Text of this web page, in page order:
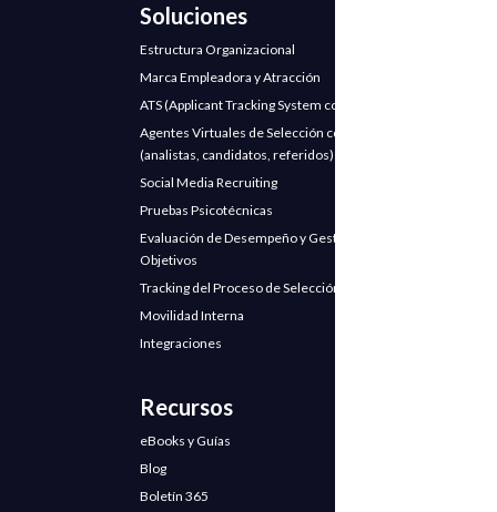
Soluciones
Estructura Organizacional
Marca Empleadora y Atracción
ATS (Applicant Tracking System con IA)
Agentes Virtuales de Selección con IA
(analistas, candidatos, referidos)
Social Media Recruiting
Pruebas Psicotécnicas
Evaluación de Desempeño y Gestión de
Objetivos
Tracking del Proceso de Selección
Movilidad Interna
Integraciones
Recursos
eBooks y Guías
Blog
Boletín 365